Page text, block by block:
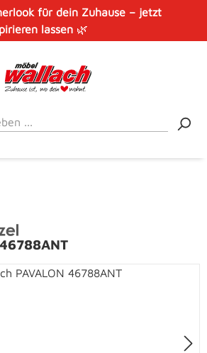
für dein Zuhause – jetzt
lassen🌿